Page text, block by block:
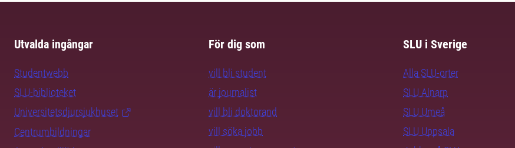
Utvalda ingångar
Studentwebb
SLU-biblioteket
Universitetsdjursjukhuset
Centrumbildningar
För dig som
vill bli student
är journalist
vill bli doktorand
vill söka jobb
SLU i Sverige
Alla SLU-orter
SLU Alnarp
SLU Umeå
SLU Uppsala